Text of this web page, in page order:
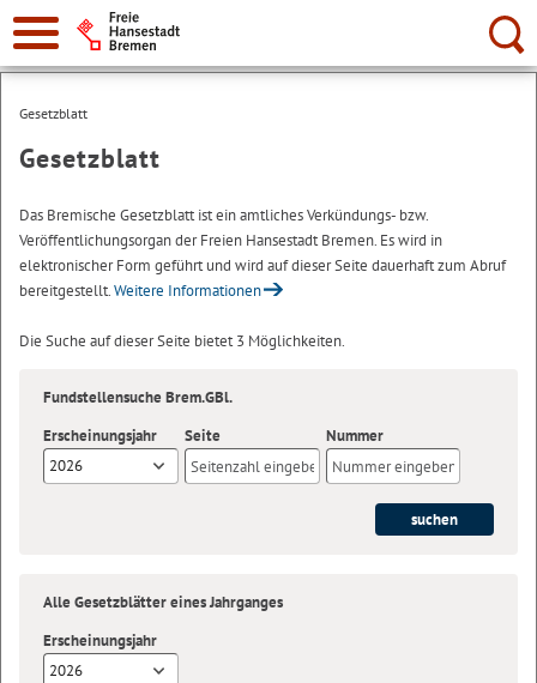
Suche:
Gesetzblatt
Gesetzblatt
Das Bremische Gesetzblatt ist ein amtliches Verkündungs- bzw.
Veröffentlichungsorgan der Freien Hansestadt Bremen. Es wird in
elektronischer Form geführt und wird auf dieser Seite dauerhaft zum Abruf
bereitgestellt.Weitere Informationen
Die Suche auf dieser Seite bietet 3 Möglichkeiten.
Fundstellensuche Brem.GBl.
Erscheinungsjahr
2026
Seite Nummer
Alle Gesetzblätter eines Jahrganges
Erscheinungsjahr
2026